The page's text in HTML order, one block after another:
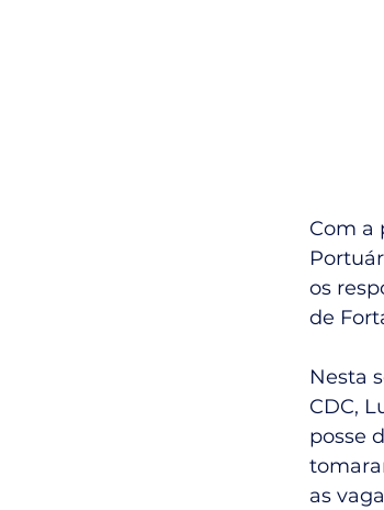
Com a
os
de
Nesta
CDC,
posse
as